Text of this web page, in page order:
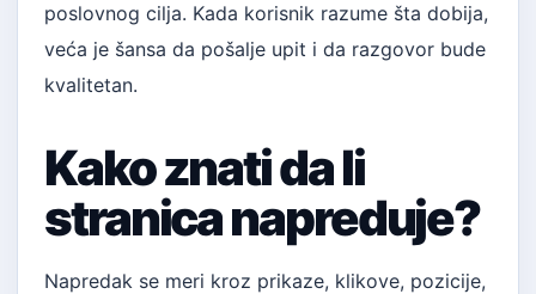
poslovnog cilja. Kada korisnik razume šta dobija,
veća je šansa da pošalje upit i da razgovor bude
kvalitetan.
Kako znati da li
stranica napreduje?
Napredak se meri kroz prikaze, klikove, pozicije,